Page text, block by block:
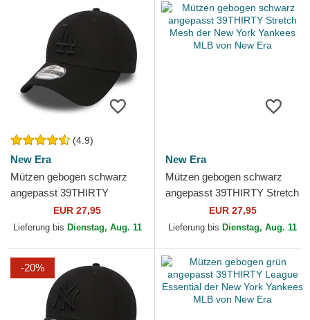
(4.9)
New Era
Mützen gebogen schwarz
angepasst 39THIRTY
Essential der Los Angeles
Dodgers MLB von New Era
EUR 27,95
Lieferung bis Dienstag, Aug. 11
New Era
Mützen gebogen schwarz
angepasst 39THIRTY Stretch
Mesh der New York Yankees
MLB von New Era
EUR 27,95
Lieferung bis Dienstag, Aug. 11
-20%